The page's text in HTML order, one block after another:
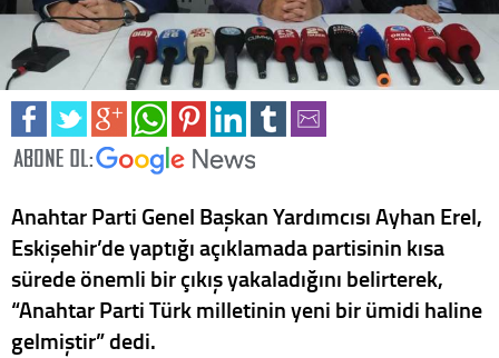
Anahtar Parti Genel Başkan Yardımcısı Ayhan Erel,
Eskişehir’de yaptığı açıklamada partisinin kısa
sürede önemli bir çıkış yakaladığını belirterek,
“Anahtar Parti Türk milletinin yeni bir ümidi haline
gelmiştir” dedi.